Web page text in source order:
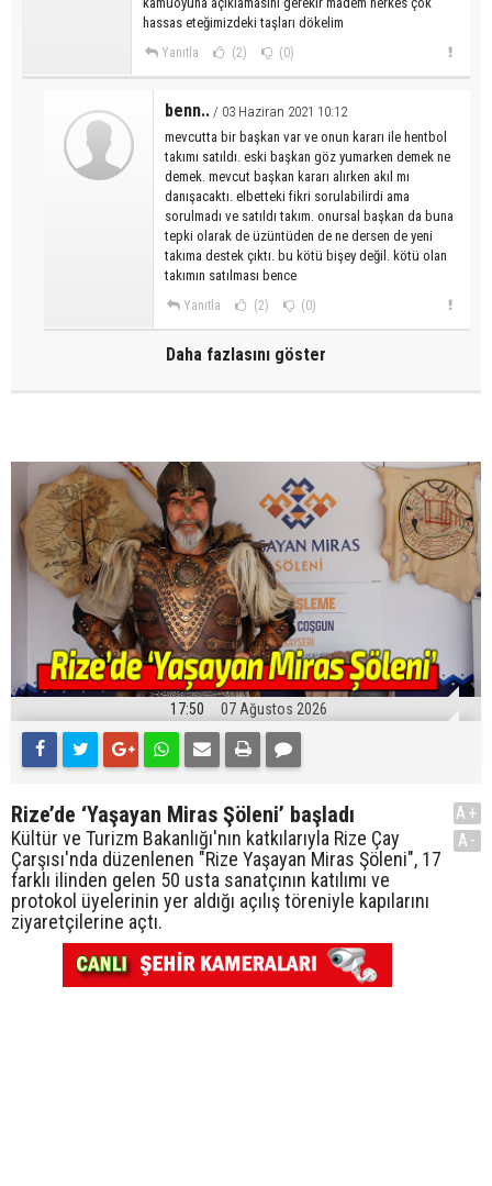
hassas eteğimizdeki taşları dökelim
Yanıtla (2) (0)
benn.. / 03 Haziran 2021 10:12
mevcutta bir başkan var ve onun kararı ile hentbol
takımı satıldı. eski başkan göz yumarken demek ne
demek. mevcut başkan kararı alırken akıl mı
danışacaktı. elbetteki fikri sorulabilirdi ama
sorulmadı ve satıldı takım. onursal başkan da buna
tepki olarak de üzüntüden de ne dersen de yeni
takıma destek çıktı. bu kötü bişey değil. kötü olan
takımın satılması bence
Yanıtla (2) (0)
Daha fazlasını göster
17:50 07 Ağustos 2026
Rize’de ‘Yaşayan Miras Şöleni’ başladı
Kültür ve Turizm Bakanlığı'nın katkılarıyla Rize Çay
Çarşısı'nda düzenlenen "Rize Yaşayan Miras Şöleni", 17
farklı ilinden gelen 50 usta sanatçının katılımı ve
protokol üyelerinin yer aldığı açılış töreniyle kapılarını
ziyaretçilerine açtı.
A+
A-